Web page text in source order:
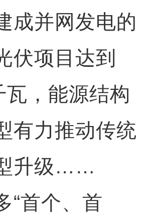
成并网发电的
伏项目达到
瓦，能源结构
有力推动传统
升级……
个、首